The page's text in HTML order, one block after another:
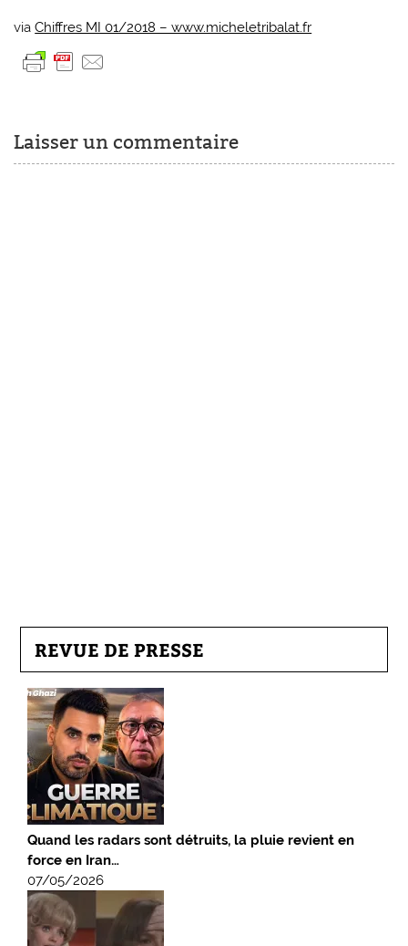
viaChiffres MI 01/2018 – www.micheletribalat.fr
Laisser un commentaire
REVUE DE PRESSE
Quand les radars sont détruits, la pluie revient en
force en Iran…
07/05/2026